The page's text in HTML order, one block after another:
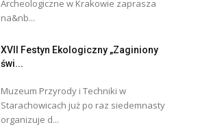
Archeologiczne w Krakowie zaprasza
na&nb...
XVII Festyn Ekologiczny „Zaginiony
świ...
Muzeum Przyrody i Techniki w
Starachowicach już po raz siedemnasty
organizuje d...